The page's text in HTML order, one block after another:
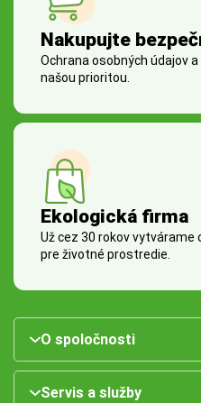
Nakupujte
Ochrana osobných údajov
našou prioritou.
Ekologická firma
Už cez 30 rokov vytvárame
pre životné prostredie.
O spoločnosti
Servis a služby